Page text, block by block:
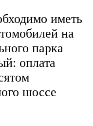
иметь
на
парка
оплата
шоссе